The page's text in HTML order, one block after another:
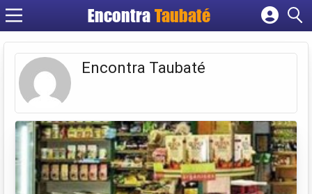
EncontraTaubaté
Cadastrar empresa
Fazer login
Criar conta
Encontra Taubaté